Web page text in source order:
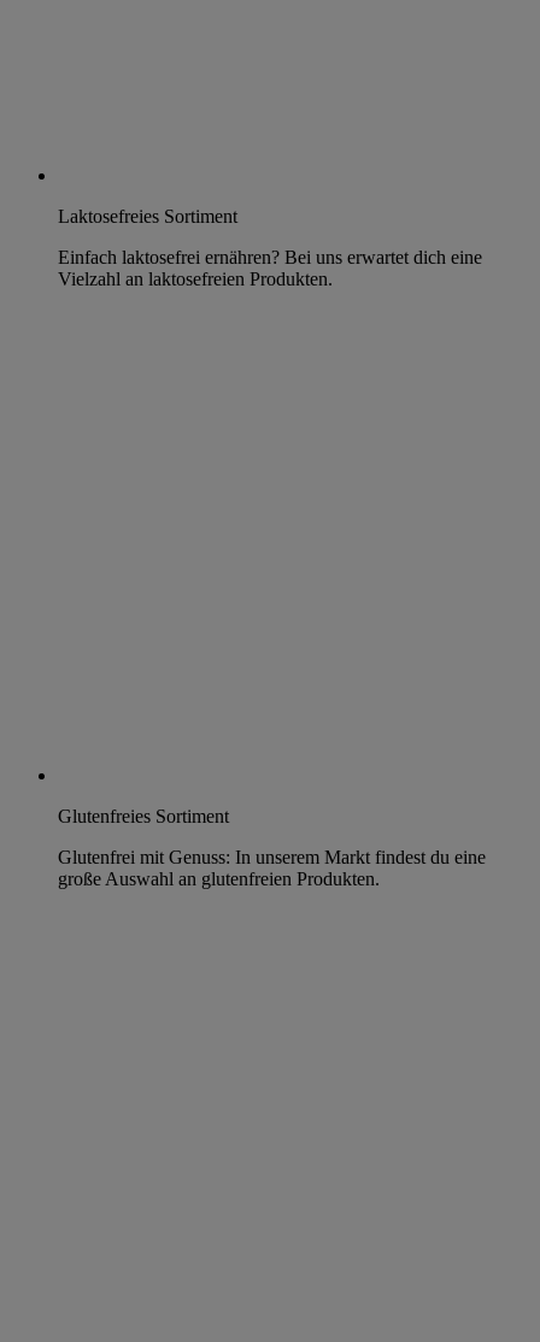
Laktosefreies Sortiment
Einfach laktosefrei ernähren? Bei uns erwartet dich eine
Vielzahl an laktosefreien Produkten.
Glutenfreies Sortiment
Glutenfrei mit Genuss: In unserem Markt findest du eine
große Auswahl an glutenfreien Produkten.